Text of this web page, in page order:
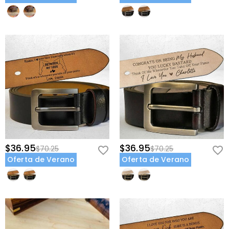
vintage diseñada para soportar el rigor del ajetreo diario de un
padre mientras mantiene un borde sofisticado y profesional.
Personalización de Doble Superficie: Ofrece un exterior masculino y
orgulloso para que el mundo lo vea y un santuario sentimental en el
interior reservado solo para sus ojos durante el ritual tranquilo y
sagrado de su rutina matutina.
Dale la fuerza de tu amor para llevar en cada momento bueno y
malo—personaliza su cinturón de herencia hoy.
$36.95$70.25
Oferta de Verano
$36.95$70.25
Oferta de Verano